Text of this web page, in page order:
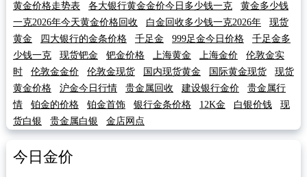
黄金价格走势表 各大银行黄金金价今日多少钱一克
黄金多少钱
一克2026年今天黄金价格回收
白金回收多少钱一克2026年
现货
黄金
四大银行的金条价格 千足金 999足金今日价格
千足金多
少钱一克
现货钯金 钯金价格 上海黄金 上海金价
伦敦金实
时
伦敦金金价 伦敦金现货 国内现货黄金 国际黄金现货
现货
黄金价格
沪金今日行情 贵金属回收 建设银行金价
贵金属行
情
铂金的价格 铂金首饰 银行金条价格 12K金 白银价钱
现
货白银
贵金属白银 金店网点
今日金价